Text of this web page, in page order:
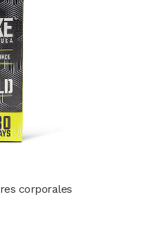
corporales